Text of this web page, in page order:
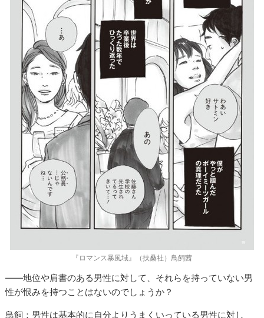
『ロマンス暴風域』（扶桑社）鳥飼茜
——地位や肩書のある男性に対して、それらを持っていない男
性が恨みを持つことはないのでしょうか？
鳥飼：男性は基本的に自分よりうまくいっている男性に対し